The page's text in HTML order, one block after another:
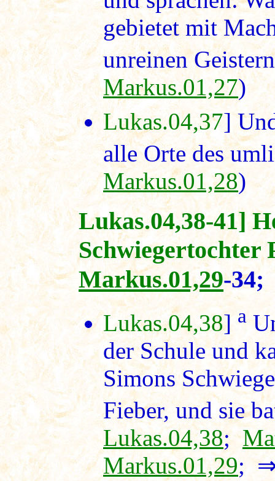
gebietet mit
unreinen
Markus.01,27)
Lukas.04,37]
alle Orte des
Markus.01,28)
Lukas.04,38-41]
Schwiegertochter
Markus.01,29-
Lukas.04,38] a
der Schule und
Simons
Fieber, und sie
Lukas.04,38;
Markus.01,29;